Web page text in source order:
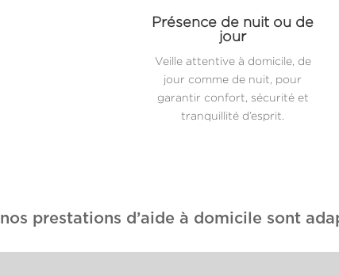
Présence de nuit ou de
jour
Veille attentive à domicile, de
jour comme de nuit, pour
garantir confort, sécurité et
tranquillité d’esprit.
prestations d’aide à domicile sont